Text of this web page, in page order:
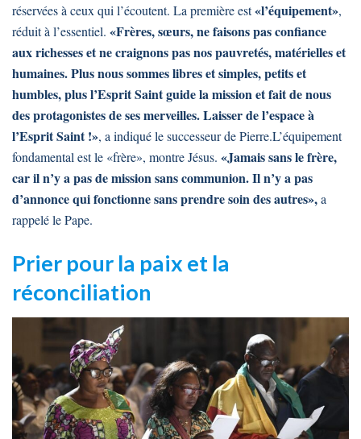
réservées à ceux qui l’écoutent. La première est«l’équipement»,
réduit à l’essentiel. «Frères, sœurs, ne faisons pas confiance
aux richesses et ne craignons pas nos pauvretés, matérielles et
humaines. Plus nous sommes libres et simples, petits et
humbles, plus l’Esprit Saint guide la mission et fait de nous
des protagonistes de ses merveilles. Laisser de l’espace à
l’Esprit Saint !», a indiqué le successeur de Pierre.L’équipement
fondamental est le «frère», montre Jésus. «Jamais sans le frère,
car il n’y a pas de mission sans communion. Il n’y a pas
d’annonce qui fonctionne sans prendre soin des autres»,a
rappelé le Pape.
Prier pour la paix et la
réconciliation